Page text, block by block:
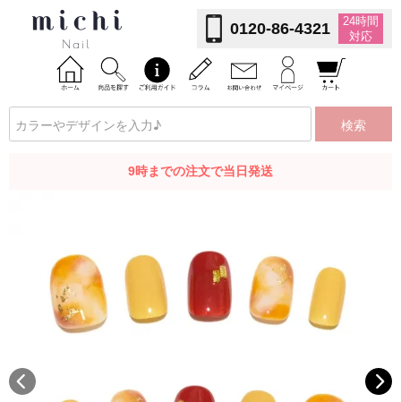
0120-86-4321
24時間
対応
検索
9時までの注文で当日発送